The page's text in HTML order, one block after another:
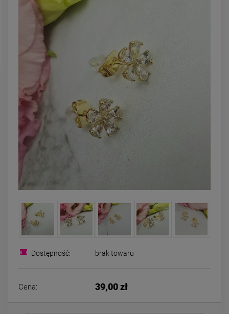
DO KOSZYKA
czarny
39,00 zł
Dostępność: brak towaru
Cena: 39,00 zł